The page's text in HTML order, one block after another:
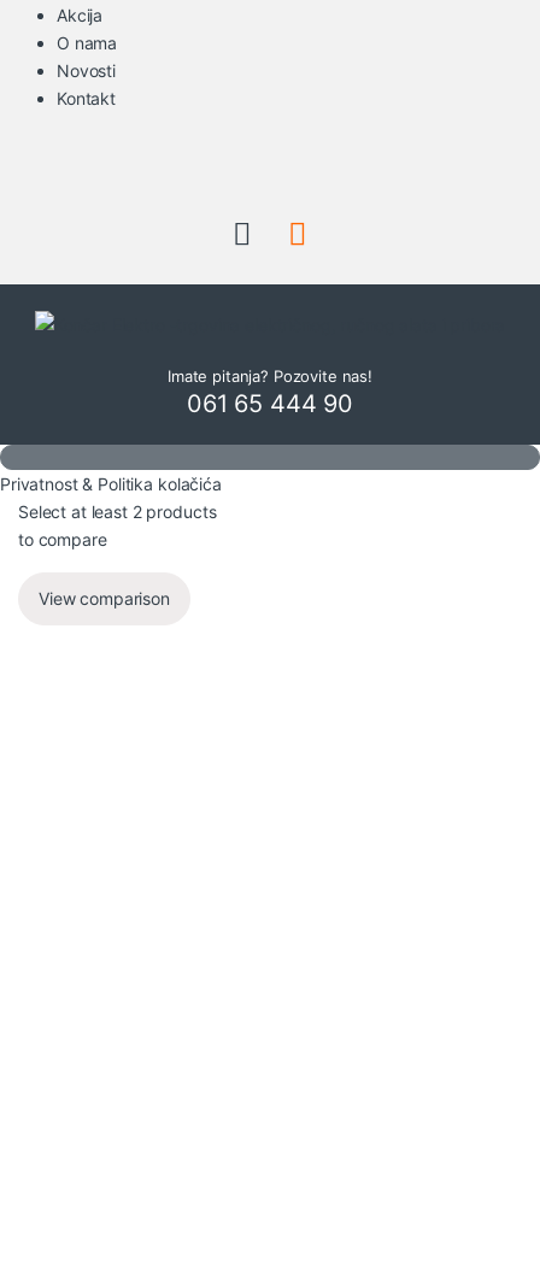
Akcija
O nama
Novosti
Kontakt
Imate pitanja? Pozovite nas!
061 65 444 90
Privatnost & Politika kolačića
Select at least 2 products
to compare
View comparison